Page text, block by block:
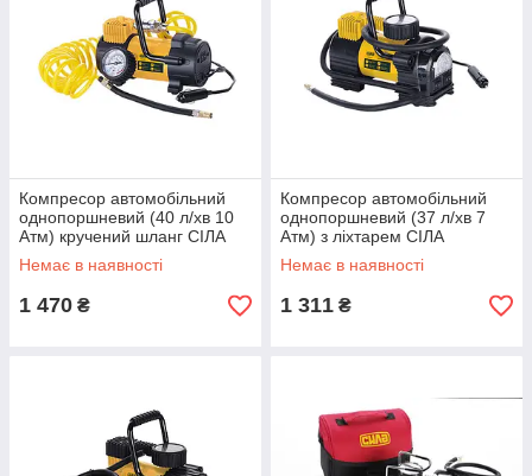
Компресор автомобільний
однопоршневий (40 л/хв 10
Атм) кручений шланг СІЛА
Немає в наявності
1 470 ₴
Компресор автомобільний
однопоршневий (37 л/хв 7
Атм) з ліхтарем СІЛА
Немає в наявності
1 311 ₴